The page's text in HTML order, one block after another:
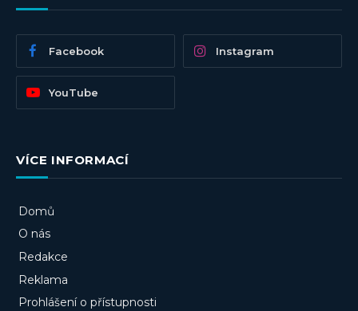
Facebook Instagram
YouTube
VÍCE INFORMACÍ
Domů
O nás
Redakce
Reklama
Prohlášení o přístupnosti